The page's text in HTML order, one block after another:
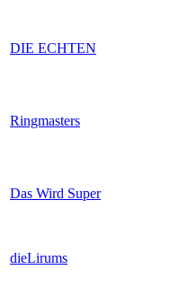
DIE ECHTEN
Ringmasters
Das Wird Super
dieLirums